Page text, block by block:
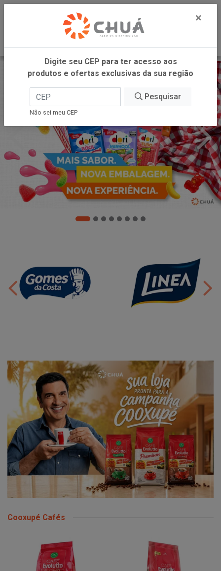
Cooxupé Cafés
×
Digite seu CEP para ter acesso aos
produtos e ofertas exclusivas da sua região
Pesquisar
Não sei meu CEP